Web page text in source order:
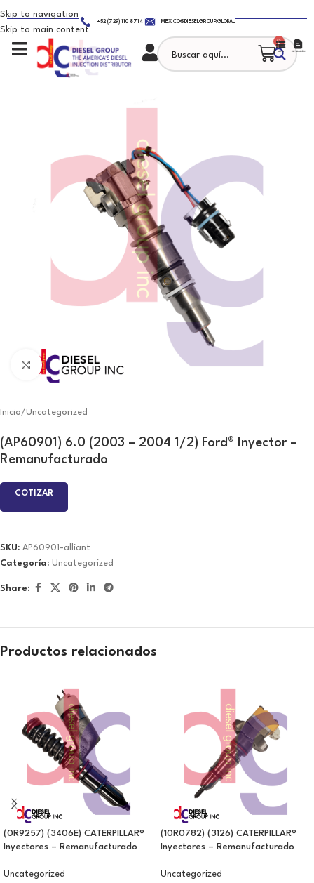
Skip to navigation
Skip to main content
+52 (729) 110 8714 MEXICO@DIESELGROUP.GLOBAL
0
Click to enlarge
Inicio/Uncategorized
(AP60901) 6.0 (2003 – 2004 1/2) Ford® Inyector –
Remanufacturado
COTIZAR
SKU: AP60901-alliant
Categoría: Uncategorized
Share:
Productos relacionados
(0R9257) (3406E) CATERPILLAR®
Inyectores – Remanufacturado
Uncategorized
(10R0782) (3126) CATERPILLAR®
Inyectores – Remanufacturado
Uncategorized